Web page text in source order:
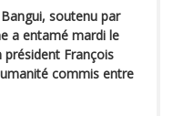
soutenu par
a entamé mardi le
François
commis entre